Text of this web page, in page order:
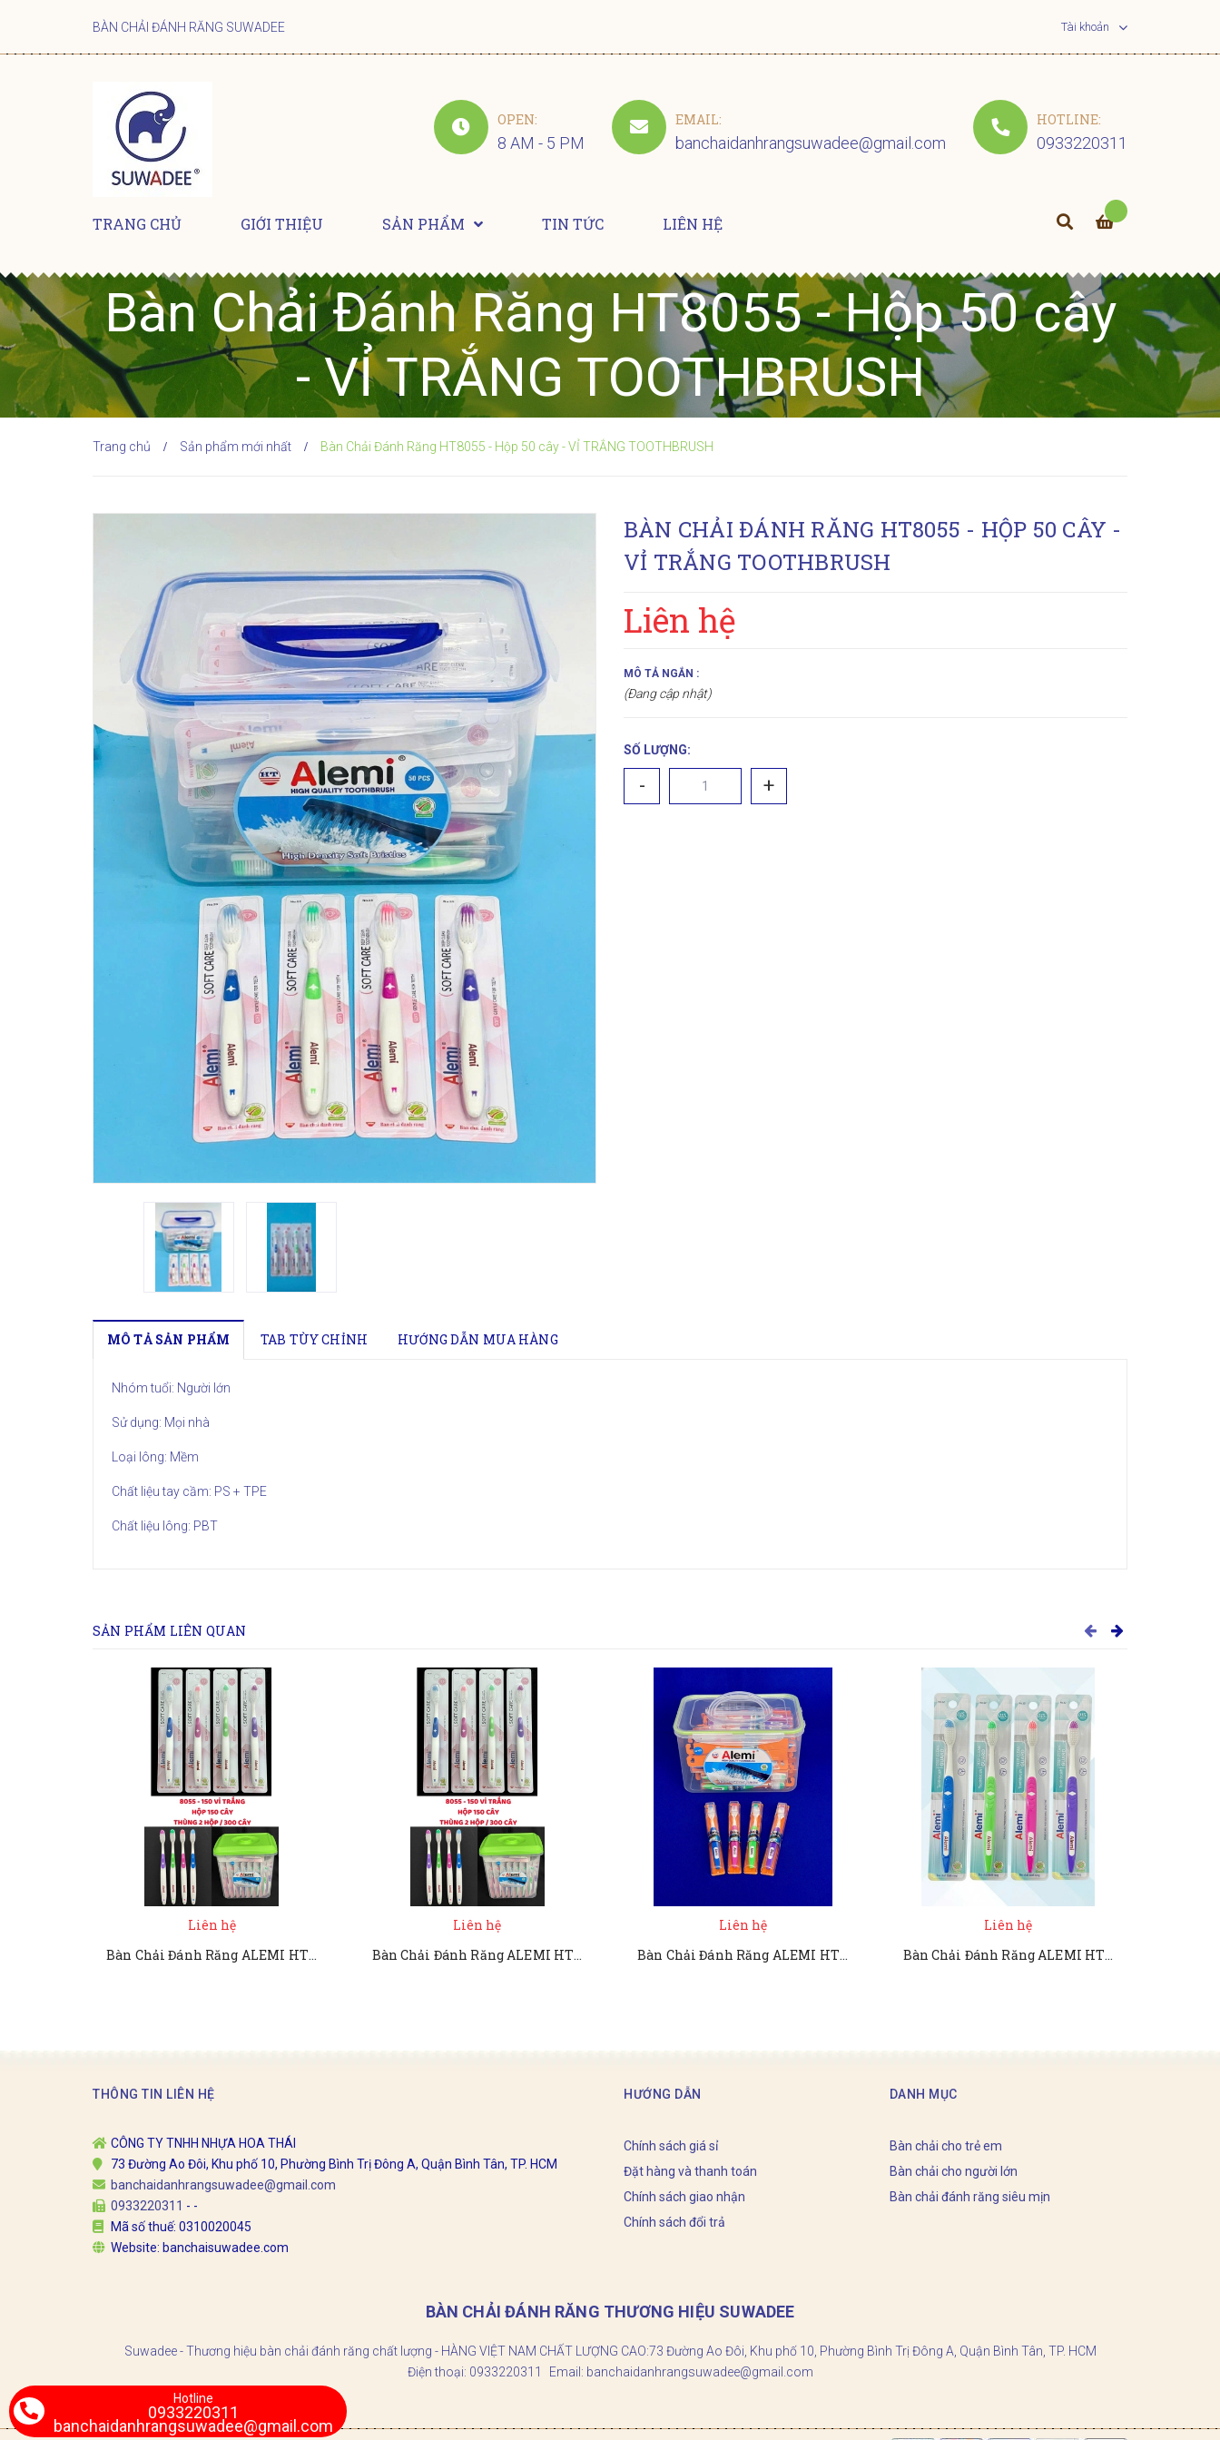
BÀN CHẢI ĐÁNH RĂNG SUWADEE Tài khoản
HOTLINE:
0933220311
EMAIL:
banchaidanhrangsuwadee@gmail.com
OPEN:
8 AM - 5 PM
TRANG CHỦ GIỚI THIỆU SẢN PHẨM TIN TỨC LIÊN HỆ
Bàn Chải Đánh Răng HT8055 - Hộp 50 cây
- VỈ TRẮNG TOOTHBRUSH
Trang chủ / Sản phẩm mới nhất / Bàn Chải Đánh Răng HT8055 - Hộp 50 cây - VỈ TRẮNG TOOTHBRUSH
BÀN CHẢI ĐÁNH RĂNG HT8055 - HỘP 50 CÂY -
VỈ TRẮNG TOOTHBRUSH
Liên hệ
MÔ TẢ NGẮN :
(Đang cập nhật)
SỐ LƯỢNG:
- +
MÔ TẢ SẢN PHẨM TAB TÙY CHỈNH HƯỚNG DẪN MUA HÀNG
Nhóm tuổi: Người lớn
Sử dụng: Mọi nhà
Loại lông: Mềm
Chất liệu tay cầm: PS + TPE
Chất liệu lông: PBT
SẢN PHẨM LIÊN QUAN
Liên hệ
Bàn Chải Đánh Răng ALEMI HT 8055 - 150 VỈ TRẮNG
Liên hệ
Bàn Chải Đánh Răng ALEMI HT 8055 - 150 VỈ TRẮNG
Liên hệ
Bàn Chải Đánh Răng ALEMI HT8052 - 45 MÓC PS
Liên hệ
Bàn Chải Đánh Răng ALEMI HT8052 VỈ TRẮNG - Hộp 50 cây - TOOTHBRUSH
THÔNG TIN LIÊN HỆ
CÔNG TY TNHH NHỰA HOA THÁI
73 Đường Ao Đôi, Khu phố 10, Phường Bình Trị Đông A, Quận Bình Tân, TP. HCM
banchaidanhrangsuwadee@gmail.com
0933220311 - -
Mã số thuế: 0310020045
Website: banchaisuwadee.com
HƯỚNG DẪN
Chính sách giá sỉ
Đặt hàng và thanh toán
Chính sách giao nhận
Chính sách đổi trả
DANH MỤC
Bàn chải cho trẻ em
Bàn chải cho người lớn
Bàn chải đánh răng siêu mịn
BÀN CHẢI ĐÁNH RĂNG THƯƠNG HIỆU SUWADEE
Suwadee - Thương hiệu bàn chải đánh răng chất lượng - HÀNG VIỆT NAM CHẤT LƯỢNG CAO:73 Đường Ao Đôi, Khu phố 10, Phường Bình Trị Đông A, Quận Bình Tân, TP. HCM
Điện thoại: 0933220311 Email: banchaidanhrangsuwadee@gmail.com
Hotline
0933220311
banchaidanhrangsuwadee@gmail.com